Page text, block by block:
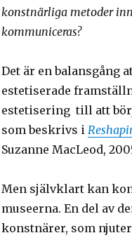
konstnärliga metoder
kommuniceras?
Det är en balansgång
estetiserade
estetisering till att
som beskrivs i
Suzanne MacLeod,
Men självklart kan
museerna. En del av
konstnärer, som